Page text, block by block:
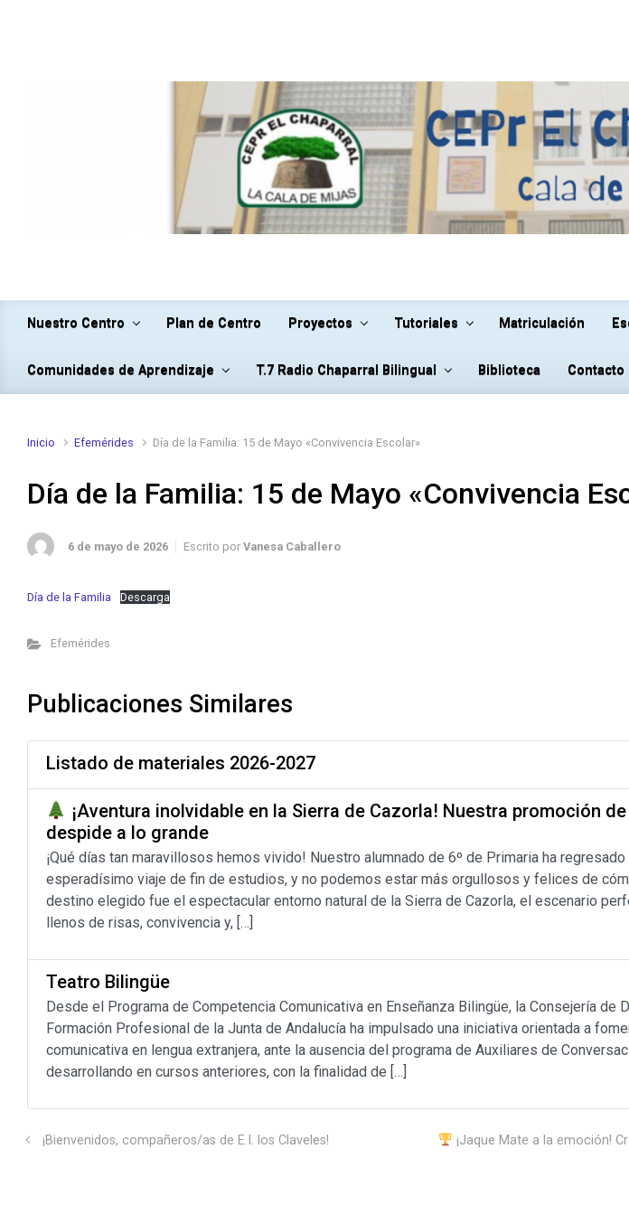
Nuestro Centro Plan de Centro Proyectos Tutoriales Matriculación
Comunidades de Aprendizaje T.7 Radio Chaparral Bilingual Biblioteca Contacto
Inicio Efemérides Día de la Familia: 15 de Mayo «Convivencia Escolar»
Día de la Familia: 15 de Mayo «Convivencia
6 de mayo de 2026 Escrito por Vanesa Caballero
Día de la Familia Descarga
Efemérides
Publicaciones Similares
Listado de materiales 2026-2027
¡Aventura inolvidable en la Sierra de Cazorla! Nuestra promoción de
despide a lo grande
¡Qué días tan maravillosos hemos vivido! Nuestro alumnado de 6º de Primaria ha regresado
esperadísimo viaje de fin de estudios, y no podemos estar más orgullosos y felices de
destino elegido fue el espectacular entorno natural de la Sierra de Cazorla, el escenario
llenos de risas, convivencia y, […]
Teatro Bilingüe
Desde el Programa de Competencia Comunicativa en Enseñanza Bilingüe, la Consejería de
Formación Profesional de la Junta de Andalucía ha impulsado una iniciativa orientada a
comunicativa en lengua extranjera, ante la ausencia del programa de Auxiliares de
desarrollando en cursos anteriores, con la finalidad de […]
¡Bienvenidos, compañeros/as de E.I. los Claveles!
¡Jaque Mate a la emoción!